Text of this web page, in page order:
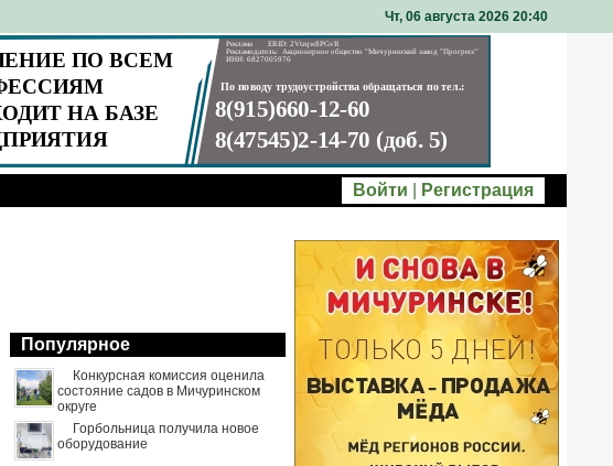
Чт, 06 августа 2026 20 40
Войти Регистрация
Популярное
Конкурсная комиссия оценила
состояние садов в Мичуринском
округе
Горбольница получила новое
оборудование